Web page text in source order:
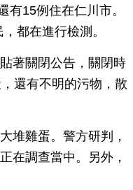
15例住在仁川市。
都在進行檢測。
著關閉公告，關閉時
還有不明的污物，散
堆雞蛋。警方研判，
在調查當中。另外，